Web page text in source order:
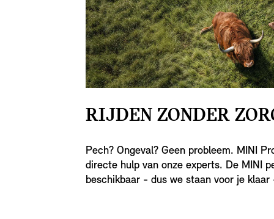
RIJDEN ZONDER
Pech? Ongeval? Geen probleem. MINI
directe hulp van onze experts. De MINI
beschikbaar - dus we staan voor je